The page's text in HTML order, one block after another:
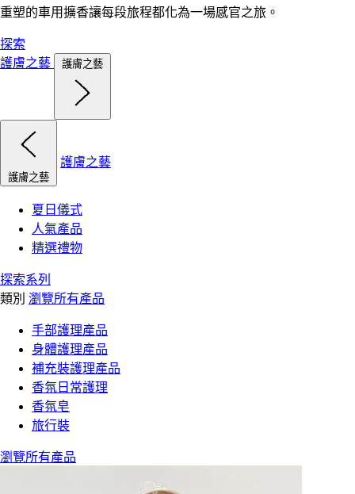
重塑的車用擴香讓每段旅程都化為一場感官之旅。
探索
護膚之藝
護膚之藝
護膚之藝
護膚之藝
夏日儀式
人氣產品
精選禮物
探索系列
類別 瀏覽所有產品
手部護理產品
身體護理產品
補充裝護理產品
香氛日常護理
香氛皂
旅行裝
瀏覽所有產品